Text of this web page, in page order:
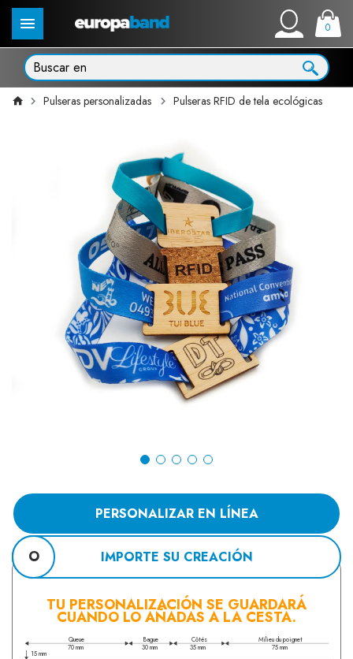
0
Pulseras personalizadas Pulseras RFID de tela ecológicas
PERSONALIZAR EN LÍNEA
O IMPORTE SU CREACIÓN
TU PERSONALIZACIÓN SE GUARDARÁ
CUANDO LO AÑADAS A LA CESTA.
Queue Bague Côtés Milieu du poignet
70 mm 30 mm 35 mm 75 mm
15 mm